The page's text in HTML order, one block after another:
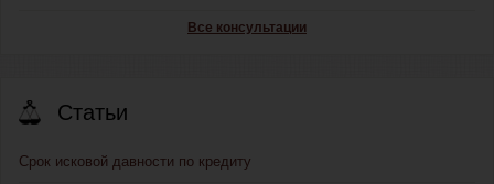
Все консультации
Статьи
Срок исковой давности по кредиту